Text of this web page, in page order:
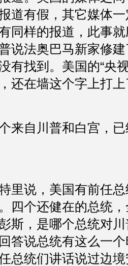
道有假，其它媒体
同样的报道，此事
说法奥巴马新家修
有找到。美国的“央
还在墙这个字上打
来自川普和白宫，
里说，美国有前任
四个还健在的总统
斯，是哪个总统对
答说总统有这么一
总统们讲话说过边